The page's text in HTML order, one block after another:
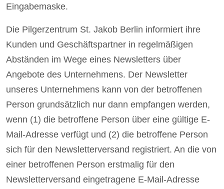
Eingabemaske.
Die Pilgerzentrum St. Jakob Berlin informiert ihre
Kunden und Geschäftspartner in regelmäßigen
Abständen im Wege eines Newsletters über
Angebote des Unternehmens. Der Newsletter
unseres Unternehmens kann von der betroffenen
Person grundsätzlich nur dann empfangen werden,
wenn (1) die betroffene Person über eine gültige E-
Mail-Adresse verfügt und (2) die betroffene Person
sich für den Newsletterversand registriert. An die von
einer betroffenen Person erstmalig für den
Newsletterversand eingetragene E-Mail-Adresse